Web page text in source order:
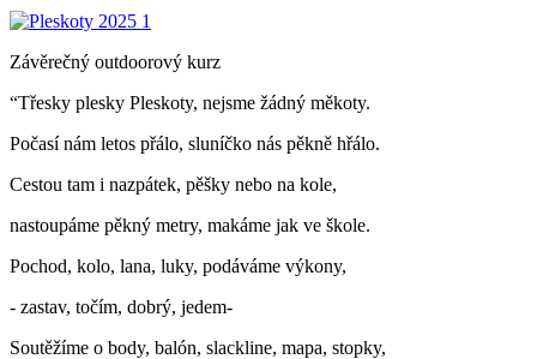
Závěrečný outdoorový kurz
“Třesky plesky Pleskoty, nejsme žádný měkoty.
Počasí nám letos přálo, sluníčko nás pěkně hřálo.
Cestou tam i nazpátek, pěšky nebo na kole,
nastoupáme pěkný metry, makáme jak ve škole.
Pochod, kolo, lana, luky, podáváme výkony,
- zastav, točím, dobrý, jedem-
Soutěžíme o body, balón, slackline, mapa, stopky,